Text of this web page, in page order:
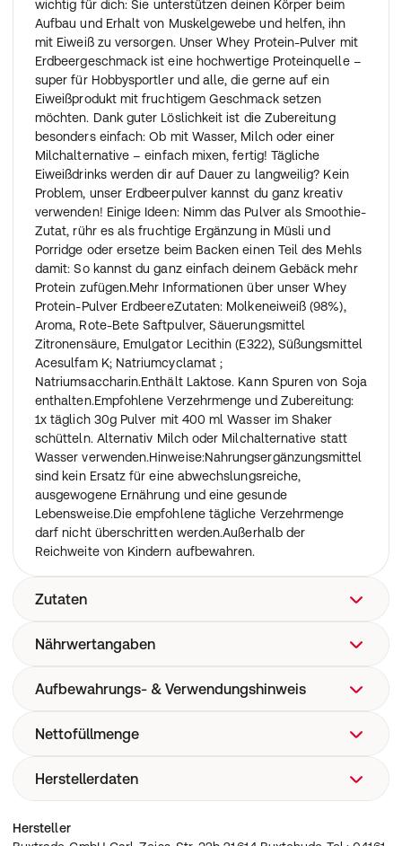
wichtig für dich: Sie unterstützen deinen Körper beim
Aufbau und Erhalt von Muskelgewebe und helfen, ihn
mit Eiweiß zu versorgen. Unser Whey Protein-Pulver mit
Erdbeergeschmack ist eine hochwertige Proteinquelle –
super für Hobbysportler und alle, die gerne auf ein
Eiweißprodukt mit fruchtigem Geschmack setzen
möchten. Dank guter Löslichkeit ist die Zubereitung
besonders einfach: Ob mit Wasser, Milch oder einer
Milchalternative – einfach mixen, fertig! Tägliche
Eiweißdrinks werden dir auf Dauer zu langweilig? Kein
Problem, unser Erdbeerpulver kannst du ganz kreativ
verwenden! Einige Ideen: Nimm das Pulver als Smoothie-
Zutat, rühr es als fruchtige Ergänzung in Müsli und
Porridge oder ersetze beim Backen einen Teil des Mehls
damit: So kannst du ganz einfach deinem Gebäck mehr
Protein zufügen.Mehr Informationen über unser Whey
Protein-Pulver ErdbeereZutaten: Molkeneiweiß (98%),
Aroma, Rote-Bete Saftpulver, Säuerungsmittel
Zitronensäure, Emulgator Lecithin (E322), Süßungsmittel
Acesulfam K; Natriumcyclamat ;
Natriumsaccharin.Enthält Laktose. Kann Spuren von Soja
enthalten.Empfohlene Verzehrmenge und Zubereitung:
1x täglich 30g Pulver mit 400 ml Wasser im Shaker
schütteln. Alternativ Milch oder Milchalternative statt
Wasser verwenden.Hinweise:Nahrungsergänzungsmittel
sind kein Ersatz für eine abwechslungsreiche,
ausgewogene Ernährung und eine gesunde
Lebensweise.Die empfohlene tägliche Verzehrmenge
darf nicht überschritten werden.Außerhalb der
Reichweite von Kindern aufbewahren.
Zutaten
Whey Protein Erdbeere
Nährwertangaben
Nährwerte pro 100g
Kcal
Fett
Aufbewahrungs- & Verwendungshinweis
Dank unserer Verpackung überall bei Raumtemperatur,
Sonneneinstrahlung möglich.
Nettofüllmenge
2kg
Herstellerdaten
Buxtrade GmbH Carl-Zeiss-Str. 32b 21614 Buxtehude
Tel.: 04161 66955 0
Hersteller